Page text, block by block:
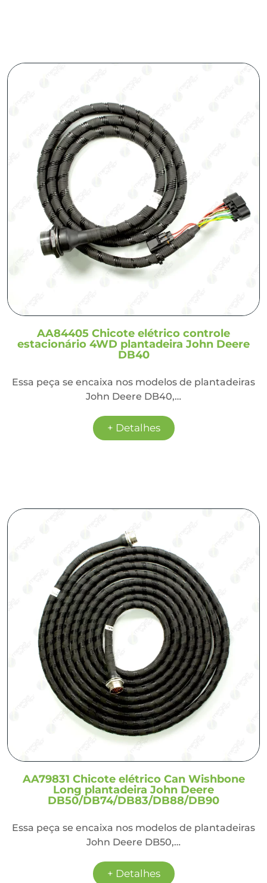
AA84405 Chicote elétrico controle
estacionário 4WD plantadeira John Deere
DB40
Essa peça se encaixa nos modelos de plantadeiras
John Deere DB40,…
+ Detalhes
AA79831 Chicote elétrico Can Wishbone
Long plantadeira John Deere
DB50/DB74/DB83/DB88/DB90
Essa peça se encaixa nos modelos de plantadeiras
John Deere DB50,…
+ Detalhes